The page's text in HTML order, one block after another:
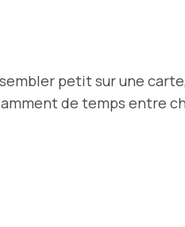
petit sur une
de temps entre